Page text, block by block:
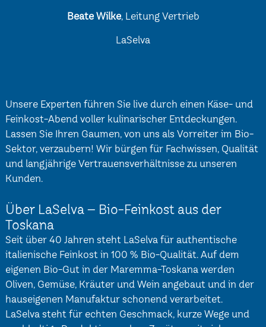
Beate Wilke, Leitung Vertrieb
LaSelva
Unsere Experten führen Sie live durch einen Käse- und
Feinkost-Abend voller kulinarischer Entdeckungen.
Lassen Sie Ihren Gaumen, von uns als Vorreiter im Bio-
Sektor, verzaubern! Wir bürgen für Fachwissen, Qualität
und langjährige Vertrauensverhältnisse zu unseren
Kunden.
Über LaSelva – Bio-Feinkost aus der
Toskana
Seit über 40 Jahren steht LaSelva für authentische
italienische Feinkost in 100 % Bio-Qualität. Auf dem
eigenen Bio-Gut in der Maremma-Toskana werden
Oliven, Gemüse, Kräuter und Wein angebaut und in der
hauseigenen Manufaktur schonend verarbeitet.
LaSelva steht für echten Geschmack, kurze Wege und